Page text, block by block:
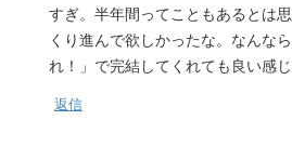
すぎ。半年間ってこともあるとは
くり進んで欲しかったな。なんな
れ！」で完結してくれても良い感じ
返信